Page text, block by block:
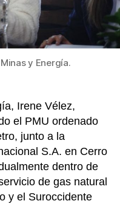
gas
para
y Energía.
Irene Vélez,
el PMU ordenado
junto a la
S.A. en Cerro
dentro de
de gas natural
y el Suroccidente